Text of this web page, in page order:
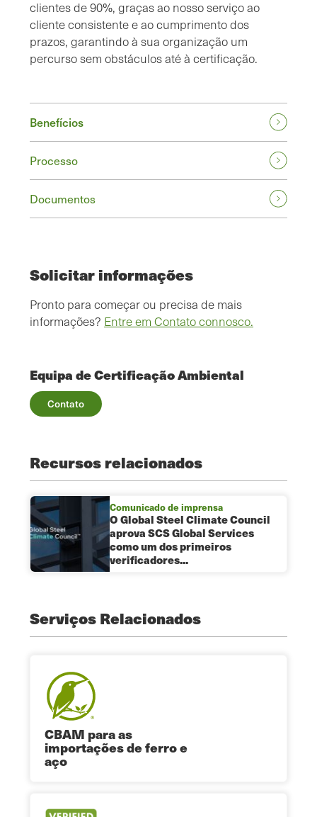
clientes de 90%, graças ao nosso serviço ao
cliente consistente e ao cumprimento dos
prazos, garantindo à sua organização um
percurso sem obstáculos até à certificação.
Benefícios
Processo
Documentos
Solicitar informações
Pronto para começar ou precisa de mais
informações? Entre em Contato connosco.
Equipa de Certificação Ambiental
Contato
Recursos relacionados
Comunicado de imprensa
O Global Steel Climate Council
aprova SCS Global Services
como um dos primeiros
verificadores...
Serviços Relacionados
CBAM para as
importações de ferro e
aço